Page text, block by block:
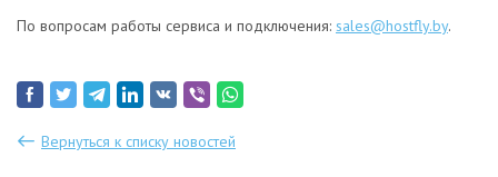
По вопросам работы сервиса и подключения: sales@hostfly.by.
Вернуться к списку новостей